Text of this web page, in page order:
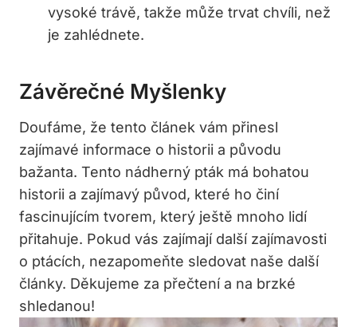
vysoké trávě, takže může trvat chvíli, než
je zahlédnete.
Závěrečné Myšlenky
Doufáme, že tento článek vám přinesl
zajímavé informace o historii a původu
bažanta. Tento nádherný pták má bohatou
historii a zajímavý původ, které ho činí
fascinujícím tvorem, který ještě mnoho lidí
přitahuje. Pokud vás zajímají další zajímavosti
o ptácích, nezapomeňte sledovat naše další
články. Děkujeme za přečtení a na brzké
shledanou!